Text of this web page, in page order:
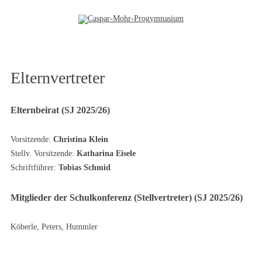
Elternvertreter
Elternbeirat (SJ 2025/26)
Vorsitzende: Christina Klein
Stellv. Vorsitzende: Katharina Eisele
Schriftführer: Tobias Schmid
Mitglieder der Schulkonferenz (Stellvertreter) (SJ 2025/26)
Köberle, Peters, Hummler